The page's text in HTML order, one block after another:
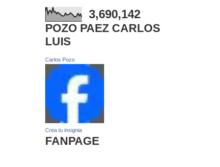
3,690,142
POZO PAEZ CARLOS
LUIS
Carlos Pozo
Crea tu insignia
FANPAGE